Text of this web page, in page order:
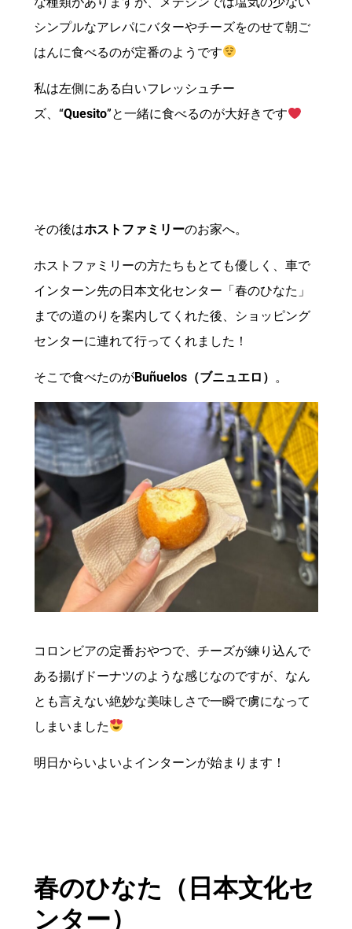
シンプルなアレパにバターやチーズをのせて朝ご
はんに食べるのが定番のようです
私は左側にある白いフレッシュチー
ズ、“Quesito”と一緒に食べるのが大好きです
その後はホストファミリーのお家へ。
ホストファミリーの方たちもとても優しく、車で
インターン先の日本文化センター「春のひなた」
までの道のりを案内してくれた後、ショッピング
センターに連れて行ってくれました！
そこで食べたのがBuñuelos（ブニュエロ） 。
コロンビアの定番おやつで、チーズが練り込んで
ある揚げドーナツのような感じなのですが、なん
とも言えない絶妙な美味しさで一瞬で虜になって
しまいました
明日からいよいよインターンが始まります！
春のひなた（日本文化セ
ンター）